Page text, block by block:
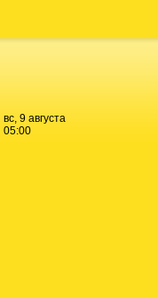
вс, 9 августа
05:00